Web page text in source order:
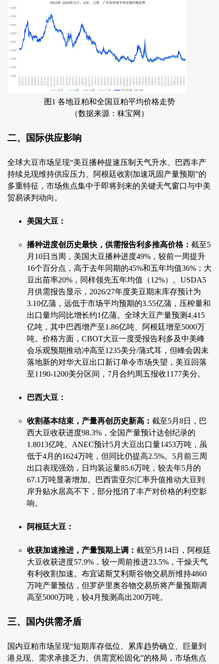
图1 各地豆粕和全国豆粕平均价格走势
（数据来源：秣宝网）
二、国际供应影响
全球大豆市场呈现“美豆播种提速压制天气升水、巴西丰产
持续兑现维持供应压力、阿根廷收割加速巩固产量预期”的
多重特征，市场焦点集中于即将到来的关键天气窗口与中美
贸易谈判动向。
美国大豆：
播种进度创历史最快，供需报告利多推高价格： 截至5
月10日当周，美国大豆播种进度49%，较前一周提升
16个百分点，高于去年同期的45%和五年均值36%；大
豆出苗率20%，同样领先五年均值（12%）。USDA5
月供需报告显示，2026/27年度美豆期末库存预计为
3.10亿蒲，远低于市场平均预期的3.55亿蒲，压榨量和
出口量均同比增长约1亿蒲。全球大豆产量预测4.415
亿吨，其中巴西增产至1.86亿吨、阿根廷增至5000万
吨。价格方面，CBOT大豆一度受报告利多及中美峰
会乐观预期推动冲高至1235美分/蒲式耳，但峰会因未
落地新的对华大豆出口新订单令市场失望，美豆回落
至1190-1200美分区间，7月合约周五报收1177美分。
巴西大豆：
收割基本结束，产量再创历史新高： 截至5月8日，巴
西大豆收获进度98.3%，全国产量预计达创纪录的
1.8013亿吨。ANEC预计5月大豆出口量1453万吨，虽
低于4月的1624万吨，但同比仍提高2.5%。5月前三周
出口表现强劲，日均装运量85.6万吨，较去年5月的
67.1万吨显著增加。巴西雷亚尔汇率升值推动大豆到
岸升贴水居高不下，部分抵消了丰产对价格的利空影
响。
阿根廷大豆：
收获加速推进，产量预期上调： 截至5月14日，阿根廷
大豆收获进度57.9%，较一周前推进23.5%，干燥天气
有利收割加速。布宜诺斯艾利斯谷物交易所维持4860
万吨产量预估，但罗萨里奥谷物交易所将产量预期调
高至5000万吨，较4月预测高出200万吨。
三、国内供需矛盾
国内豆粕市场呈现“短期库存低位、累库趋势确立、巨量到
港兑现、需求承接乏力、供需宽松固化”的格局，市场焦点